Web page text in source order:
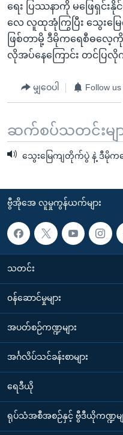
ရေး ပြဿနာကို မဖြေရှင်း
လေ လူထုအုံကြွပြီး သွေးမြ
ဖြစ်တာမို့ ဒီမိုကရေစီဓလေ့ကို
လိုအပ်နေကြောင်း တင်ပြ
မျှဝေပါ Follow us
ဆက်စပ်သတင်းမျာ
သွေးမြေကျတိုက်ပွဲ နဲ့ ဒီမိုက
ဗွီအိုအေ လူမှုကွန်ယက်များ
သတင်း
၀န်ဆောင်မှုများ
အပတ်စဉ်ကဏ္ဍများ
အင်္ဂလိပ်သင်ခန်းစာများ
ရေဒီယို
ရုပ်သံအစီအစဉ်နှင့် ဗွီဒီယိုကဏ္ဍမျ